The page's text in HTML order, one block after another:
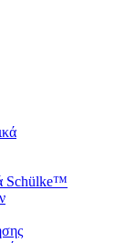
Schülke™